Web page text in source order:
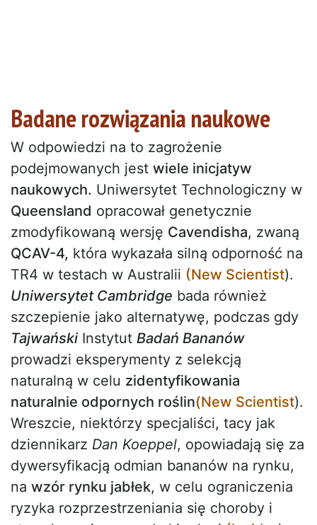
Badane rozwiązania naukowe
W odpowiedzi na to zagrożenie
podejmowanych jest wiele inicjatyw
naukowych. Uniwersytet Technologiczny w
Queensland opracował genetycznie
zmodyfikowaną wersję Cavendisha, zwaną
QCAV-4, która wykazała silną odporność na
TR4 w testach w Australii (New Scientist).
Uniwersytet Cambridge bada również
szczepienie jako alternatywę, podczas gdy
Tajwański Instytut Badań Bananów
prowadzi eksperymenty z selekcją
naturalną w celu zidentyfikowania
naturalnie odpornych roślin(New Scientist).
Wreszcie, niektórzy specjaliści, tacy jak
dziennikarz Dan Koeppel, opowiadają się za
dywersyfikacją odmian bananów na rynku,
na wzór rynku jabłek, w celu ograniczenia
ryzyka rozprzestrzeniania się choroby i